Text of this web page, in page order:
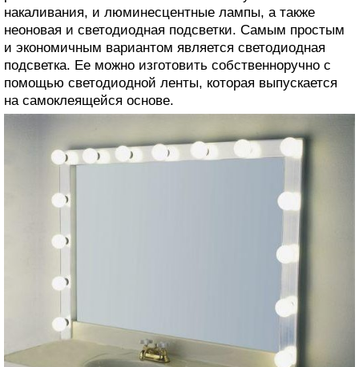
накаливания, и люминесцентные лампы, а также
неоновая и светодиодная подсветки. Самым простым
и экономичным вариантом является светодиодная
подсветка. Ее можно изготовить собственноручно с
помощью светодиодной ленты, которая выпускается
на самоклеящейся основе.